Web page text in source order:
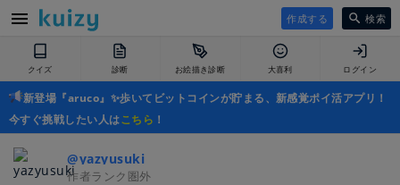
作成する 検索
クイズ 診断 お絵描き診断 大喜利 ログイン
新登場『aruco』✨歩いてビットコインが貯まる、新感覚ポイ活アプリ！
今すぐ挑戦したい人はこちら ！
@yazyusuki
作者ランク圏外